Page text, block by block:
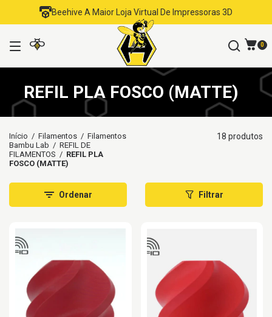
Beehive A Maior Loja Virtual De Impressoras 3D
0
REFIL PLA FOSCO (MATTE)
Início / Filamentos / Filamentos
Bambu Lab / REFIL DE
FILAMENTOS / REFIL PLA
FOSCO (MATTE)
18 produtos
Ordenar Filtrar